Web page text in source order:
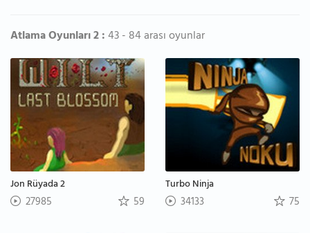
Atlama Oyunları 2 :43 - 84 arası oyunlar
Jon Rüyada 2
27985 59
Turbo Ninja
34133 75